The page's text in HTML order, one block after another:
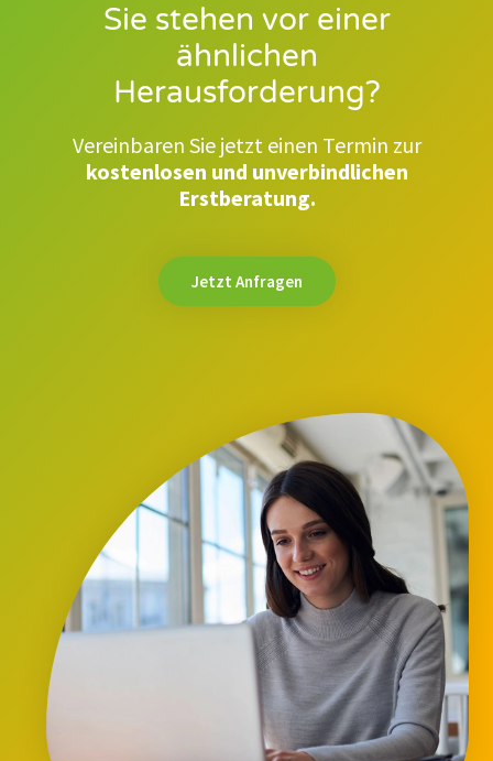
Sie stehen vor einer
ähnlichen
Herausforderung?
Vereinbaren Sie jetzt einen Termin zur
kostenlosen und unverbindlichen
Erstberatung.
Jetzt Anfragen